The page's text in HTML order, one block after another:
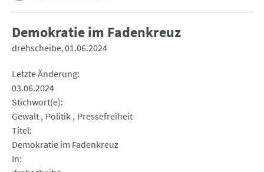
Demokratie im Fadenkreuz
drehscheibe 01.06.2024
Letzte Änderung
03.06.2024
Stichwort(e)
Gewalt Politik Pressefreiheit
Titel
Demokratie im Fadenkreuz
In